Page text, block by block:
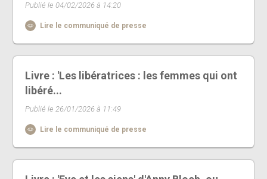
Publié le 04/02/2026 à 14:20
Lire le communiqué de presse
Livre : 'Les libératrices : les femmes qui ont
libéré...
Publié le 26/01/2026 à 11:49
Lire le communiqué de presse